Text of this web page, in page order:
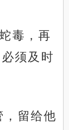
毒，再
须及时
，留给他